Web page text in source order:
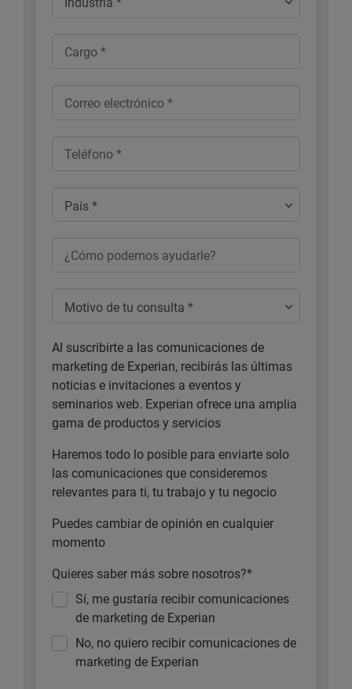
Al suscribirte a las comunicaciones de
marketing de Experian, recibirás las últimas
noticias e invitaciones a eventos y
seminarios web. Experian ofrece una amplia
gama de productos y servicios
Haremos todo lo posible para enviarte solo
las comunicaciones que consideremos
relevantes para ti, tu trabajo y tu negocio
Puedes cambiar de opinión en cualquier
momento
Quieres saber más sobre nosotros?*
Sí, me gustaría recibir comunicaciones
de marketing de Experian
No, no quiero recibir comunicaciones de
marketing de Experian